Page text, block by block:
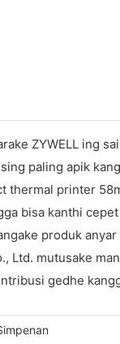
ZYWELL ing
paling apik
thermal printer
bisa kanthi
produk
Ltd. mutusake
gedhe